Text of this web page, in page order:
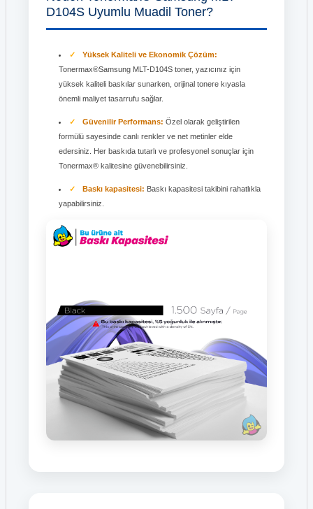
D104S Uyumlu Muadil Toner?
Yüksek Kaliteli ve Ekonomik Çözüm:
Tonermax®Samsung MLT-D104S toner, yazıcınız için
yüksek kaliteli baskılar sunarken, orijinal tonere kıyasla
önemli maliyet tasarrufu sağlar.
Güvenilir Performans: Özel olarak geliştirilen
formülü sayesinde canlı renkler ve net metinler elde
edersiniz. Her baskıda tutarlı ve profesyonel sonuçlar için
Tonermax® kalitesine güvenebilirsiniz.
Baskı kapasitesi: Baskı kapasitesi takibini rahatlıkla
yapabilirsiniz.